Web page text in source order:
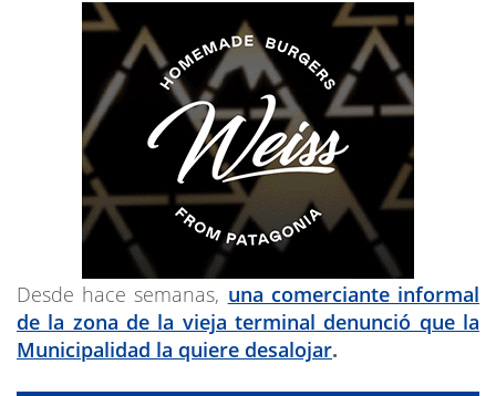
Desde hace semanas, una comerciante informal
de la zona de la vieja terminal denunció que la
Municipalidad la quiere desalojar.